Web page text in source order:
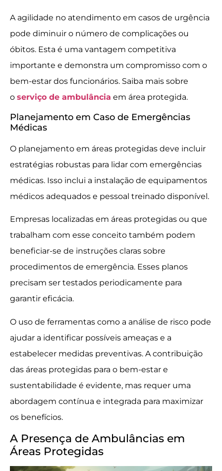
A agilidade no atendimento em casos de urgência
pode diminuir o número de complicações ou
óbitos. Esta é uma vantagem competitiva
importante e demonstra um compromisso com o
bem-estar dos funcionários. Saiba mais sobre
o serviço de ambulância em área protegida.
Planejamento em Caso de Emergências
Médicas
O planejamento em áreas protegidas deve incluir
estratégias robustas para lidar com emergências
médicas. Isso inclui a instalação de equipamentos
médicos adequados e pessoal treinado disponível.
Empresas localizadas em áreas protegidas ou que
trabalham com esse conceito também podem
beneficiar-se de instruções claras sobre
procedimentos de emergência. Esses planos
precisam ser testados periodicamente para
garantir eficácia.
O uso de ferramentas como a análise de risco pode
ajudar a identificar possíveis ameaças e a
estabelecer medidas preventivas. A contribuição
das áreas protegidas para o bem-estar e
sustentabilidade é evidente, mas requer uma
abordagem contínua e integrada para maximizar
os benefícios.
A Presença de Ambulâncias em
Áreas Protegidas